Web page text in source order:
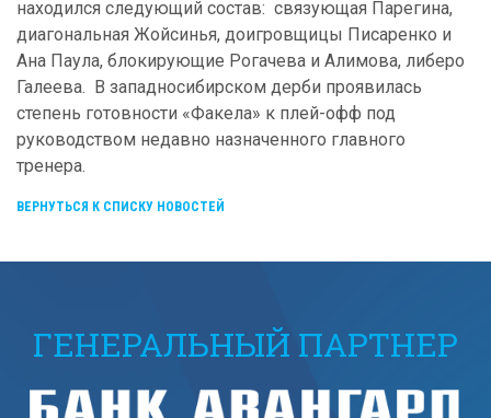
находился следующий состав: связующая Парегина,
диагональная Жойсинья, доигровщицы Писаренко и
Ана Паула, блокирующие Рогачева и Алимова, либеро
Галеева. В западносибирском дерби проявилась
степень готовности «Факела» к плей-офф под
руководством недавно назначенного главного
тренера.
ВЕРНУТЬСЯ К СПИСКУ НОВОСТЕЙ
ГЕНЕРАЛЬНЫЙ ПАРТНЕР